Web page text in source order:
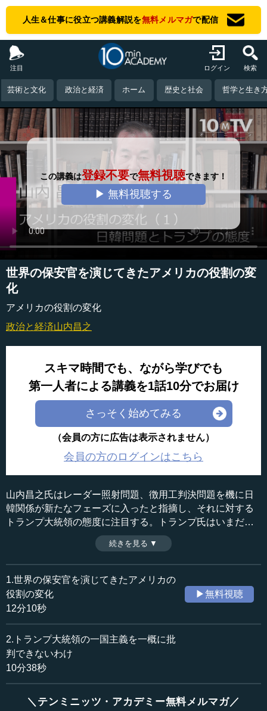
人生＆仕事に役立つ講義解説を無料メルマガで配信
注目 ログイン 検索
芸術と文化 政治と経済 ホーム 歴史と社会 哲学と生き
この講義は登録不要で無料視聴できます！
▶ 無料視聴する
世界の保安官を演じてきたアメリカの役割の変
化
アメリカの役割の変化
政治と経済山内昌之
スキマ時間でも、ながら学びでも
第一人者による講義を1話10分でお届け
さっそく始めてみる
（会員の方に広告は表示されません）
会員の方のログインはこちら
山内昌之氏はレーダー照射問題、徴用工判決問題を機に日
韓関係が新たなフェーズに入ったと指摘し、それに対する
トランプ大統領の態度に注目する。トランプ氏はいまだ日
韓関係への介入の意思を示さないが、介入する意思がない
と感じるのはそれだけではない。彼はシリア撤退、NATO脱
退という驚くべきプランを構想しているという。これは、
今まで世界の保安官を演じてきたアメリカの役割が変化し
つつあることを意味している。（全2話中第1話）
収録日：2019年1月24日
追加日：2019年3月25日
カテゴリー：
国際
国際一般
●日韓関係の大きな試練とアメリカの態度
皆さん、こんにちは。
2018年の12月に起きた日本の自衛隊機に対する韓国海軍
続きを見る ▼
1.世界の保安官を演じてきたアメリカの
役割の変化
12分10秒
▶無料視聴
2.トランプ大統領の一国主義を一概に批
判できないわけ
10分38秒
＼テンミニッツ・アカデミー無料メルマガ／